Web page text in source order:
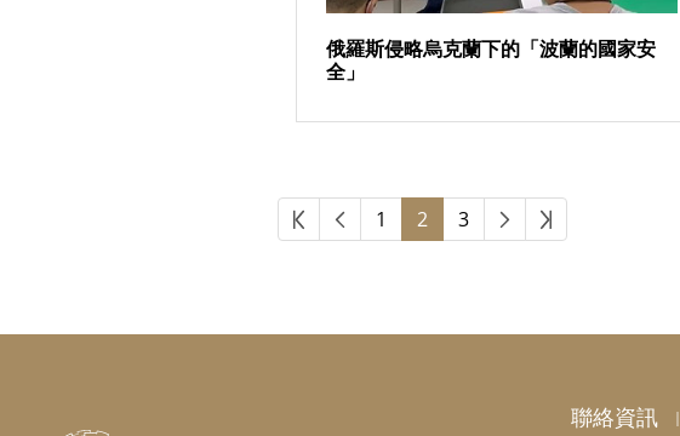
俄羅斯侵略烏克蘭下的「波蘭的國家安
全」
第一頁上一頁
1 2 3 下一頁最後頁
聯絡資訊 ｜